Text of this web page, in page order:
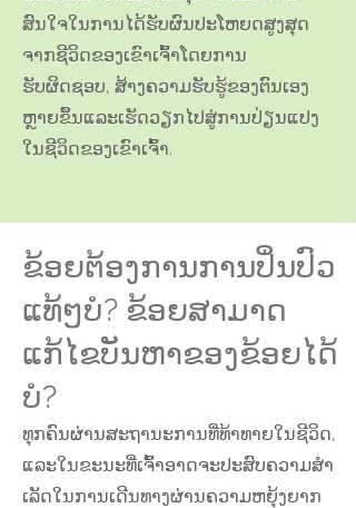
ສົນໃຈໃນການໄດ້ຮັບຜົນປະໂຫຍດສູງສຸດ
ຈາກຊີວິດຂອງເຂົາເຈົ້າໂດຍການ
ຮັບຜິດຊອບ, ສ້າງຄວາມຮັບຮູ້ຂອງຕົນເອງ
ຫຼາຍຂຶ້ນແລະເຮັດວຽກໄປສູ່ການປ່ຽນແປງ
ໃນຊີວິດຂອງເຂົາເຈົ້າ.
ຂ້ອຍຕ້ອງການການປິ່ນປົວ
ແທ້ໆບໍ? ຂ້ອຍສາມາດ
ແກ້ໄຂບັນຫາຂອງຂ້ອຍໄດ້
ບໍ?
ທຸກຄົນຜ່ານສະຖານະການທີ່ທ້າທາຍໃນຊີວິດ,
ແລະໃນຂະນະທີ່ເຈົ້າອາດຈະປະສົບຄວາມສໍາ
ເລັດໃນການເດີນທາງຜ່ານຄວາມຫຍຸ້ງຍາກ